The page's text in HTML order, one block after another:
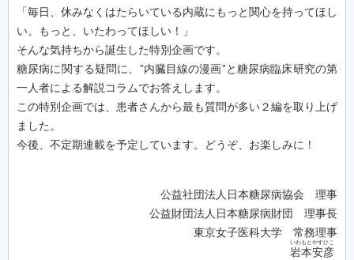
「毎日、休みなくはたらいている内蔵にもっと関心を持ってほし
い。もっと、いたわってほしい！」
そんな気持ちから誕生した特別企画です。
糖尿病に関する疑問に、”内臓目線の漫画”と糖尿病臨床研究の第
一人者による解説コラムでお答えします。
この特別企画では、患者さんから最も質問が多い２編を取り上げ
ました。
今後、不定期連載を予定しています。どうぞ、お楽しみに！
公益社団法人日本糖尿病協会 理事
公益財団法人日本糖尿病財団 理事長
東京女子医科大学 常務理事
岩本安彦
いわもとやすひこ